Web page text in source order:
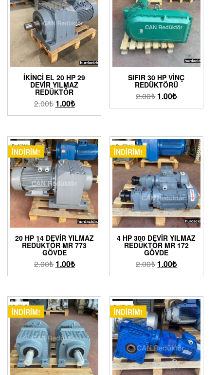
İKINCI EL 20 HP 29
DEVIR YILMAZ
REDÜKTÖR
2.00₺ 1.00₺
SIFIR 30 HP VINÇ
REDÜKTÖRÜ
2.00₺ 1.00₺
İNDIRIM!
20 HP 14 DEVIR YILMAZ
REDÜKTÖR MR 773
GÖVDE
2.00₺ 1.00₺
İNDIRIM!
4 HP 300 DEVIR YILMAZ
REDÜKTÖR MR 172
GÖVDE
2.00₺ 1.00₺
İNDIRIM! İNDIRIM!